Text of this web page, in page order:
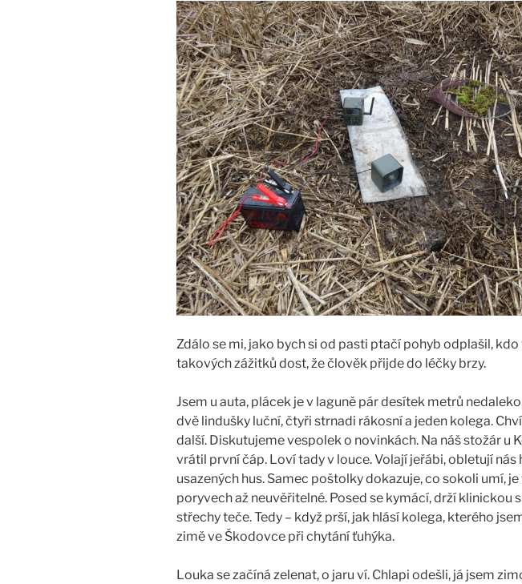
Zdálo se mi, jako bych si od pasti ptačí pohyb odplašil, kdo
takových zážitků dost, že člověk přijde do léčky brzy.
Jsem u auta, plácek je v laguně pár desítek metrů
dvě lindušky luční, čtyři strnadi rákosní a jeden kolega.
další. Diskutujeme vespolek o novinkách. Na náš stožár u
vrátil první čáp. Loví tady v louce. Volají jeřábi, obletují nás
usazených hus. Samec poštolky dokazuje, co sokoli umí,
poryvech až neuvěřitelné. Posed se kymácí, drží klinickou
střechy teče. Tedy – když prší, jak hlásí kolega, kterého
zimě ve Škodovce při chytání ťuhýka.
Louka se začíná zelenat, o jaru ví. Chlapi odešli, já jsem